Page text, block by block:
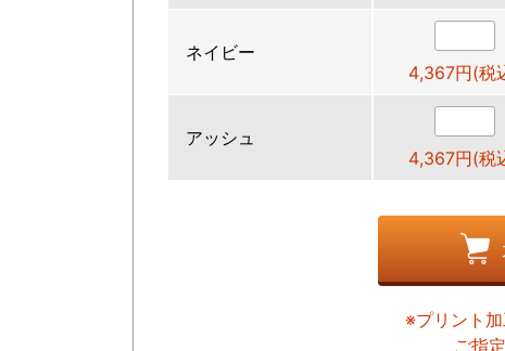
ネイビー
4,367円(税
アッシュ
4,367円(税
※プリント
ご指